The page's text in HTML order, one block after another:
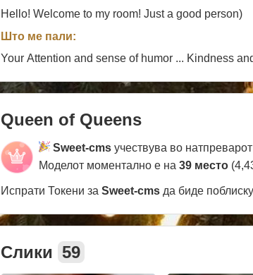
Hello! Welcome to my room! Just a good person)
Што ме пали:
Your Attention and sense of humor ... Kindness
Queen of Queens
Sweet-cms учествува во натпреварот
Моделот моментално е на 39 место
Испрати Токени за Sweet-cms да биде
Слики 59